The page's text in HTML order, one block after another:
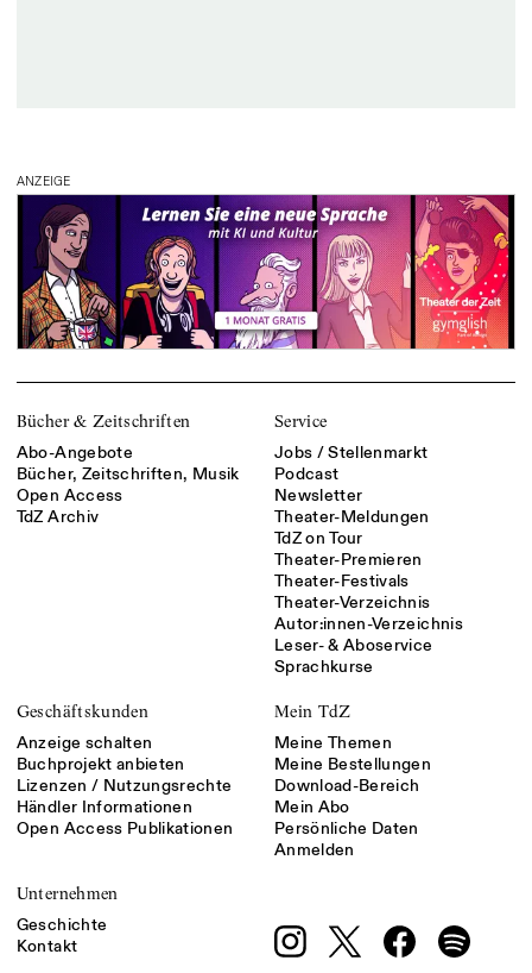
ANZEIGE
Bücher & Zeitschriften
Abo-Angebote
Bücher, Zeitschriften, Musik
Open Access
TdZ Archiv
Service
Jobs / Stellenmarkt
Podcast
Newsletter
Theater-Meldungen
TdZ on Tour
Theater-Premieren
Theater-Festivals
Theater-Verzeichnis
Autor:innen-Verzeichnis
Leser- & Aboservice
Sprachkurse
Geschäftskunden
Anzeige schalten
Buchprojekt anbieten
Lizenzen / Nutzungsrechte
Händler Informationen
Open Access Publikationen
Mein TdZ
Meine Themen
Meine Bestellungen
Download-Bereich
Mein Abo
Persönliche Daten
Anmelden
Unternehmen
Geschichte
Kontakt